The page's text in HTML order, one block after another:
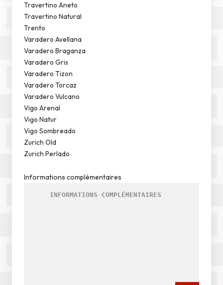
Travertino Aneto
Travertino Natural
Trento
Varadero Avellana
Varadero Braganza
Varadero Gris
Varadero Tizon
Varadero Torcaz
Varadero Vulcano
Vigo Arenal
Vigo Natur
Vigo Sombreado
Zurich Old
Zurich Perlado
Informations complémentaires